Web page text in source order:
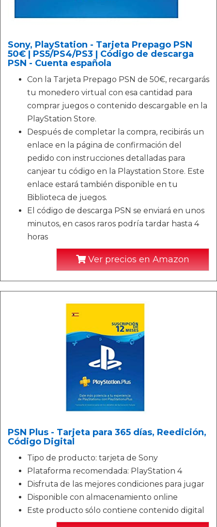
Sony, PlayStation - Tarjeta Prepago PSN
50€ | PS5/PS4/PS3 | Código de descarga
PSN - Cuenta española
Con la Tarjeta Prepago PSN de 50€, recargarás
tu monedero virtual con esa cantidad para
comprar juegos o contenido descargable en la
PlayStation Store.
Después de completar la compra, recibirás un
enlace en la página de confirmación del
pedido con instrucciones detalladas para
canjear tu código en la Playstation Store. Este
enlace estará también disponible en tu
Biblioteca de juegos.
El código de descarga PSN se enviará en unos
minutos, en casos raros podría tardar hasta 4
horas
Ver precios en Amazon
PSN Plus - Tarjeta para 365 días, Reedición,
Código Digital
Tipo de producto: tarjeta de Sony
Plataforma recomendada: PlayStation 4
Disfruta de las mejores condiciones para jugar
Disponible con almacenamiento online
Este producto sólo contiene contenido digital